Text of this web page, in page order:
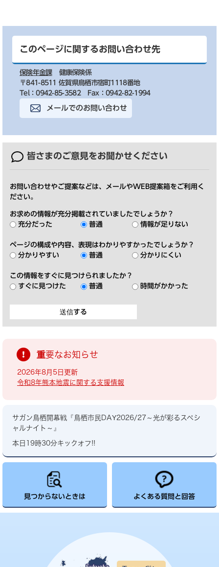
このページに関するお問い合わせ先
保険年金課
健康保険係
〒841-8511 佐賀県鳥栖市宿町1118番地
Tel：0942-85-3582
Fax：0942-82-1994
メールでのお問い合わせ
皆さまのご意見をお聞かせください
お問い合わせやご提案などは、メールやWEB提案箱をご利用く
ださい。
お求めの情報が充分掲載されていましたでしょうか？
充分だった
普通 情報が足りない
ページの構成や内容、表現はわかりやすかったでしょうか？
分かりやすい
普通 分かりにくい
この情報をすぐに見つけられましたか？
すぐに見つけた
普通 時間がかかった
重要なお知らせ
2026年8月5日更新
令和8年熊本地震に関する支援情報
サガン鳥栖開幕戦『鳥栖市民DAY2026/27～光が彩るスペシ
ャルナイト～』
本日19時30分キックオフ!!
見つからないときは よくある質問と回答